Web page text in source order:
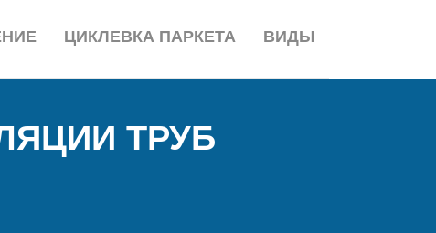
ВИДЫ
ЦИКЛЕВКА ПАРКЕТА
ТРУБ